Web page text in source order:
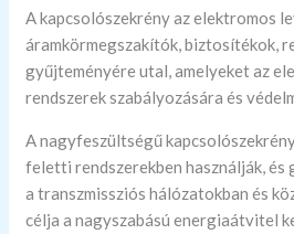
A kapcsolószekrény az elektromos
áramkörmegszakítók, biztosítékok,
gyűjteményére utal, amelyeket az
rendszerek szabályozására és
A nagyfeszültségű
feletti rendszerekben használják,
a transzmissziós hálózatokban és
célja a nagyszabású energiaátvitel